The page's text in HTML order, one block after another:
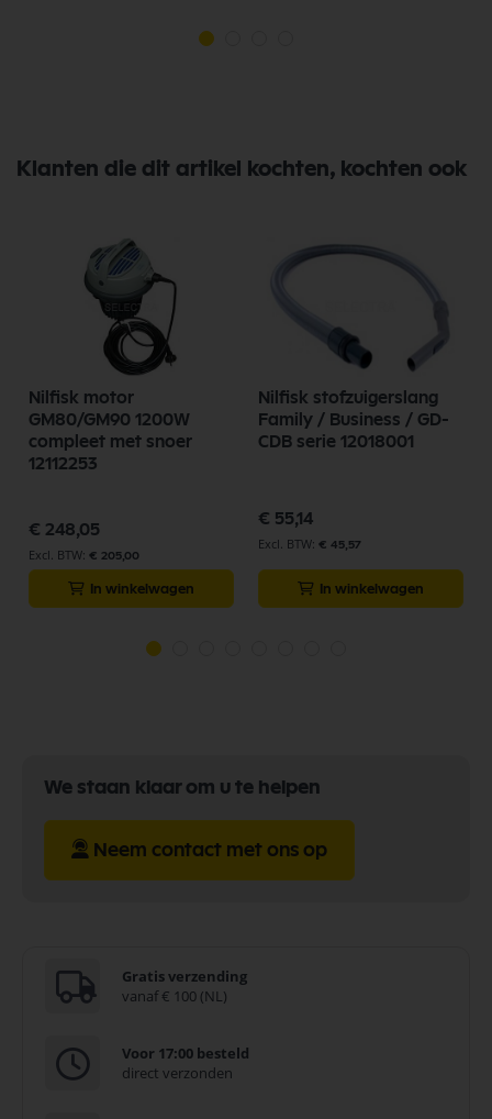
Klanten die dit artikel kochten, kochten ook
Nilfisk motor
GM80/GM90 1200W
compleet met snoer
12112253
€ 248,05
€ 205,00
In winkelwagen
Nilfisk stofzuigerslang
Family / Business / GD-
CDB serie 12018001
€ 55,14
€ 45,57
In winkelwagen
We staan klaar om u te helpen
Neem contact met ons op
Gratis verzending
vanaf € 100 (NL)
Voor 17:00 besteld
direct verzonden